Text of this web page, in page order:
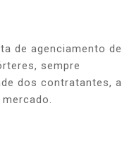
de agenciamento de
sempre
dos contratantes, a